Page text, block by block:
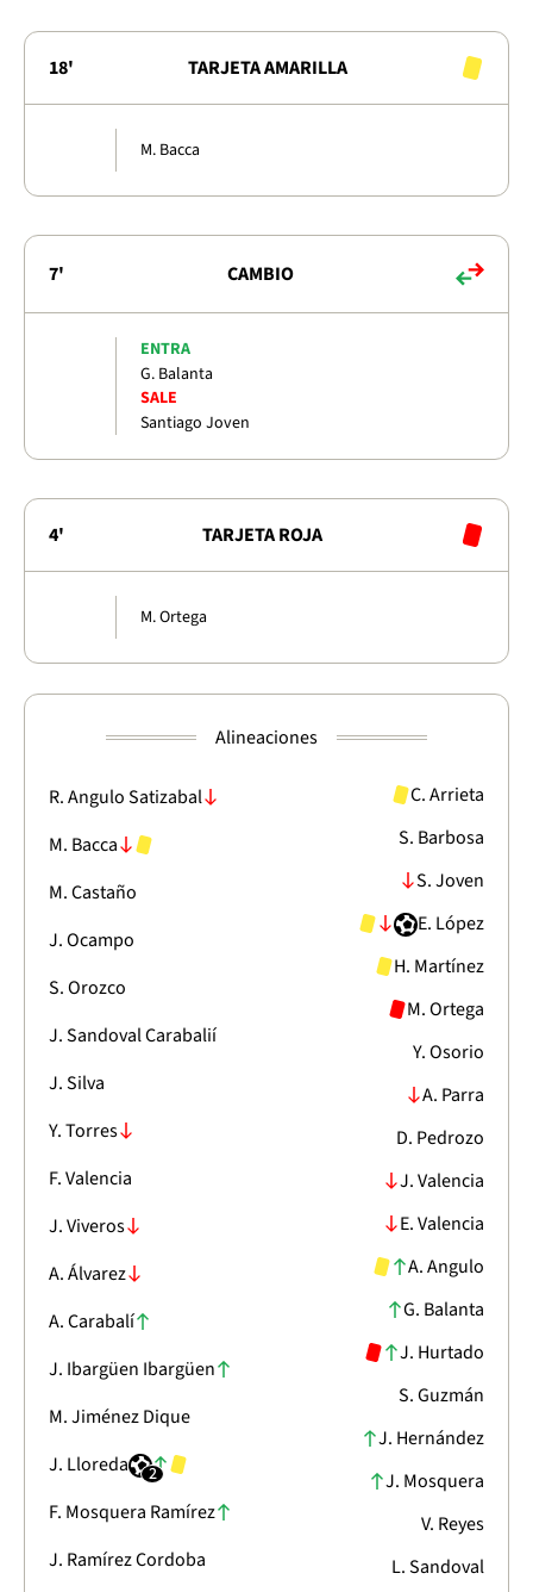
18' TARJETA AMARILLA
M. Bacca
7' CAMBIO
ENTRA
G. Balanta
SALE
Santiago Joven
4' TARJETA ROJA
M. Ortega
Alineaciones
R. Angulo Satizabal
M. Bacca
M. Castaño
J. Ocampo
S. Orozco
J. Sandoval Carabalií
J. Silva
Y. Torres
F. Valencia
J. Viveros
A. Álvarez
A. Carabalí
J. Ibargüen Ibargüen
M. Jiménez Dique
J. Lloreda
2
F. Mosquera Ramírez
J. Ramírez Cordoba
C. Arrieta
S. Barbosa
S. Joven
E. López
H. Martínez
M. Ortega
Y. Osorio
A. Parra
D. Pedrozo
J. Valencia
E. Valencia
A. Angulo
G. Balanta
J. Hurtado
S. Guzmán
J. Hernández
J. Mosquera
V. Reyes
L. Sandoval